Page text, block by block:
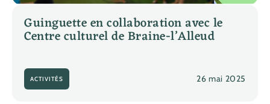
Guinguette en collaboration avec le
Centre culturel de Braine-l’Alleud
ACTIVITÉS 26 mai 2025